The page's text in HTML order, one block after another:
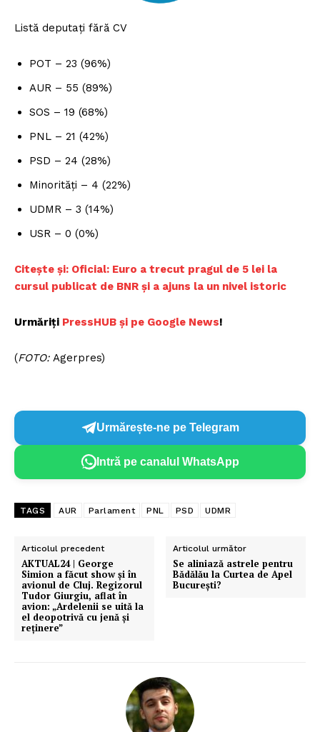
FREEDOM HOUSE ROMÂNIA
Proiecte editoriale
Listă deputați fără CV
POT – 23 (96%)
AUR – 55 (89%)
SOS – 19 (68%)
PNL – 21 (42%)
PSD – 24 (28%)
Minorități – 4 (22%)
UDMR – 3 (14%)
USR – 0 (0%)
Citește și: Oficial: Euro a trecut pragul de 5 lei la
cursul publicat de BNR și a ajuns la un nivel istoric
Urmăriți PressHUB și pe Google News!
(FOTO: Agerpres)
Urmărește-ne pe Telegram
Intră pe canalul WhatsApp
TAGS AUR Parlament PNL PSD UDMR
Articolul precedent
AKTUAL24 | George
Simion a făcut show și în
avionul de Cluj. Regizorul
Tudor Giurgiu, aflat în
avion: „Ardelenii se uită la
el deopotrivă cu jenă și
reținere”
Articolul următor
Se aliniază astrele pentru
Bădălău la Curtea de Apel
București?